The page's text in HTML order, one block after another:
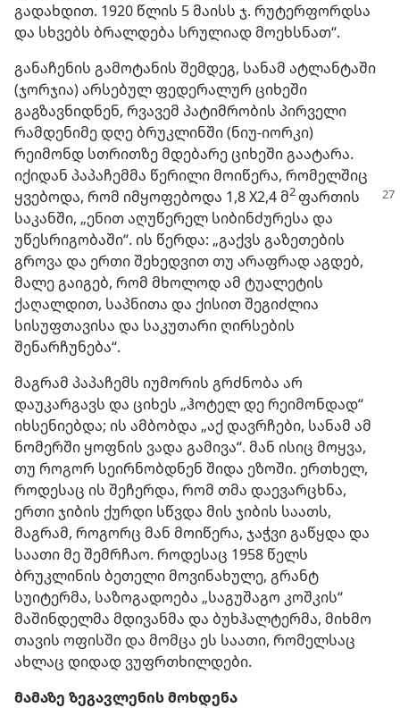
გადახდით. 1920 წლის 5 მაისს ჯ. რუტერფორდსა
და სხვებს ბრალდება სრულიად მოეხსნათ“.
განაჩენის გამოტანის შემდეგ, სანამ ატლანტაში
(ჯორჯია) არსებულ ფედერალურ ციხეში
გაგზავნიდნენ, რვავემ პატიმრობის პირველი
რამდენიმე დღე ბრუკლინში (ნიუ-იორკი)
რეიმონდ სთრითზე მდებარე ციხეში გაატარა.
იქიდან პაპაჩემმა წერილი მოიწერა, რომელშიც
ყვებოდა, რომ იმყოფებოდა 1,8 X2,4 მ2 ფართის
საკანში, „ენით აღუწერელ სიბინძურესა და
უწესრიგობაში“. ის წერდა: „გაქვს გაზეთების
გროვა და ერთი შეხედვით თუ არაფრად აგდებ,
მალე გაიგებ, რომ მხოლოდ ამ ტუალეტის
ქაღალდით, საპნითა და ქისით შეგიძლია
სისუფთავისა და საკუთარი ღირსების
შენარჩუნება“.
მაგრამ პაპაჩემს იუმორის გრძნობა არ
დაუკარგავს და ციხეს „ჰოტელ დე რეიმონდად“
იხსენიებდა; ის ამბობდა „აქ დავრჩები, სანამ ამ
ნომერში ყოფნის ვადა გამივა“. მან ისიც მოყვა,
თუ როგორ სეირნობდნენ შიდა ეზოში. ერთხელ,
როდესაც ის შეჩერდა, რომ თმა დაევარცხნა,
ერთი ჯიბის ქურდი სწვდა მის ჯიბის საათს,
მაგრამ, როგორც მან მოიწერა, ჯაჭვი გაწყდა და
საათი მე შემრჩაო. როდესაც 1958 წელს
ბრუკლინის ბეთელი მოვინახულე, გრანტ
სუიტერმა, საზოგადოება „საგუშაგო კოშკის“
მაშინდელმა მდივანმა და ბუხჰალტერმა, მიხმო
თავის ოფისში და მომცა ეს საათი, რომელსაც
ახლაც დიდად ვუფრთხილდები.
მამაზე ზეგავლენის მოხდენა